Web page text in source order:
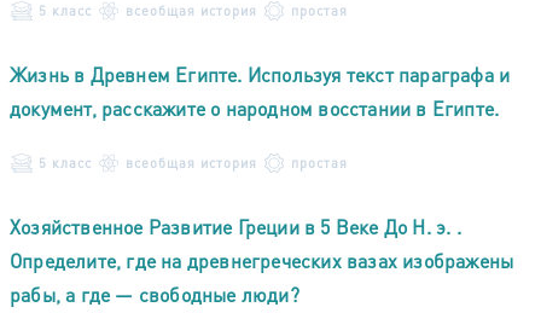
5 класс всеобщая история простая
Жизнь в Древнем Египте. Используя текст параграфа и
документ, расскажите о народном восстании в Египте.
5 класс всеобщая история простая
Хозяйственное Развитие Греции в 5 Веке До Н. э. .
Определите, где на древнегреческих вазах изображены
рабы, а где — свободные люди?